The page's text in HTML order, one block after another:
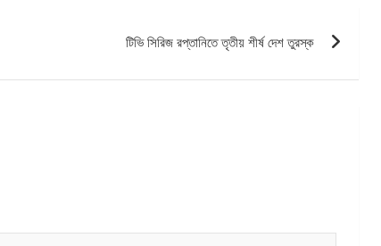
টিভি সিরিজ রপ্তানিতে তৃতীয় শীর্ষ দেশ তুরস্ক